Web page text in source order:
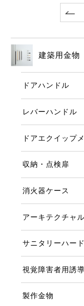
建築用金
ドアハンドル
レバーハンドル
ドアエクイップ
収納・点検扉
消火器ケース
アーキテクチャ
サニタリーハー
視覚障害者用誘
製作金物